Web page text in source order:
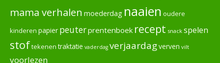
mama verhalen moederdag naaien oudere
kinderen papier peuterprentenboek recept snack spelen
stoftekenen traktatie vaderdag verjaardagverven vilt
voorlezen